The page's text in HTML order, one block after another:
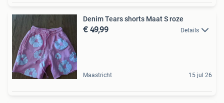
Denim Tears shorts Maat S roze
€ 49,99 Details
Maastricht 15 jul 26